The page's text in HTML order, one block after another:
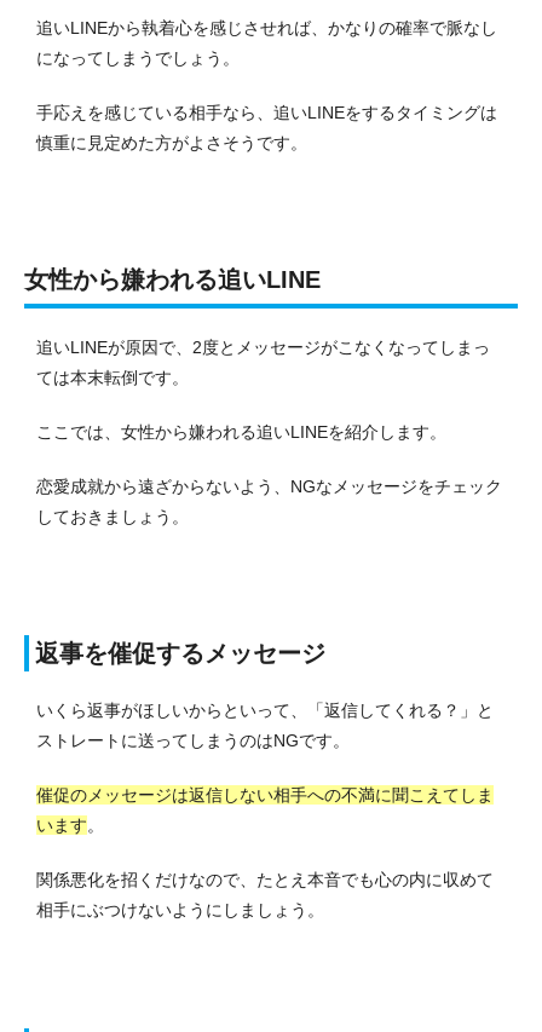
追いLINEから執着心を感じさせれば、かなりの確率で脈なし
になってしまうでしょう。
手応えを感じている相手なら、追いLINEをするタイミングは
慎重に見定めた方がよさそうです。
女性から嫌われる追いLINE
追いLINEが原因で、2度とメッセージがこなくなってしまっ
ては本末転倒です。
ここでは、女性から嫌われる追いLINEを紹介します。
恋愛成就から遠ざからないよう、NGなメッセージをチェック
しておきましょう。
返事を催促するメッセージ
いくら返事がほしいからといって、「返信してくれる？」と
ストレートに送ってしまうのはNGです。
催促のメッセージは返信しない相手への不満に聞こえてしま
います。
関係悪化を招くだけなので、たとえ本音でも心の内に収めて
相手にぶつけないようにしましょう。